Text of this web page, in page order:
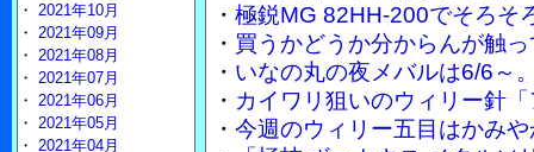
・ 極鋭MG 82HH-200でそろそ
・ 買うかどうか分からんが触
・ いなの丸の夜メバルは6/6～
・ カイワリ狙いのウィリー針
・ 今週のウィリー五目はかみ
・ 2021年10月
・ 2021年09月
・ 2021年08月
・ 2021年07月
・ 2021年06月
・ 2021年05月
・ 2021年04月